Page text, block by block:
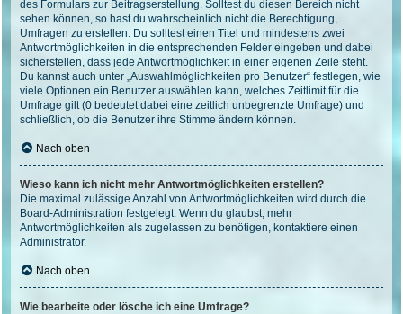
des Formulars zur Beitragserstellung. Solltest du diesen Bereich nicht
sehen können, so hast du wahrscheinlich nicht die Berechtigung,
Umfragen zu erstellen. Du solltest einen Titel und mindestens zwei
Antwortmöglichkeiten in die entsprechenden Felder eingeben und dabei
sicherstellen, dass jede Antwortmöglichkeit in einer eigenen Zeile steht.
Du kannst auch unter „Auswahlmöglichkeiten pro Benutzer“ festlegen, wie
viele Optionen ein Benutzer auswählen kann, welches Zeitlimit für die
Umfrage gilt (0 bedeutet dabei eine zeitlich unbegrenzte Umfrage) und
schließlich, ob die Benutzer ihre Stimme ändern können.
Nach oben
Wieso kann ich nicht mehr Antwortmöglichkeiten erstellen?
Die maximal zulässige Anzahl von Antwortmöglichkeiten wird durch die
Board-Administration festgelegt. Wenn du glaubst, mehr
Antwortmöglichkeiten als zugelassen zu benötigen, kontaktiere einen
Administrator.
Nach oben
Wie bearbeite oder lösche ich eine Umfrage?